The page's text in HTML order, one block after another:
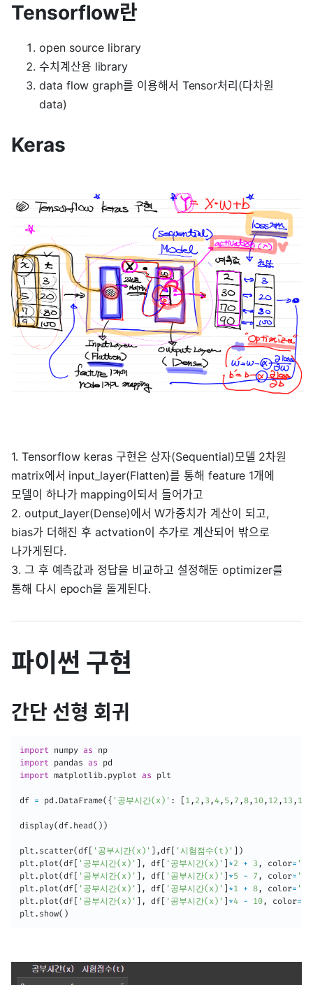
Tensorflow란
open source library
수치계산용 library
data flow graph를 이용해서 Tensor처리(다차원
data)
Keras
1. Tensorflow keras 구현은 상자(Sequential)모델 2차원
matrix에서 input_layer(Flatten)를 통해 feature 1개에
모델이 하나가 mapping이되서 들어가고
2. output_layer(Dense)에서 W가중치가 계산이 되고,
bias가 더해진 후 actvation이 추가로 계산되어 밖으로
나가게된다.
3. 그 후 예측값과 정답을 비교하고 설정해둔 optimizer를
통해 다시 epoch을 돌게된다.
파이썬 구현
간단 선형 회귀
import numpy as
import pandas as
import matplotlib. pyplot as plt
df = pd . DataFrame( { '공부시간(x)' : 1, 2 , 3 , 4, 5 , 7 ,8, 10, 12 , 13 , 14
display(df. head ( ) )
plt . scatter(df '공부시간(x)' ,df '시험점수(t)'
)
plt . plot(df '공부시간(x)' , df '공부시간(x)' *2 + 3 , color= 'r'
plt . plot(df '공부시간(x)' , df '공부시간(x)' *5 - 7 , color= 'g'
plt . plot(df '공부시간(x)' , df '공부시간(x)' *1 + 8, color= 'b'
plt . plot(df '공부시간(x)' , df '공부시간(x)' *4 - 10, color=
plt . show( )